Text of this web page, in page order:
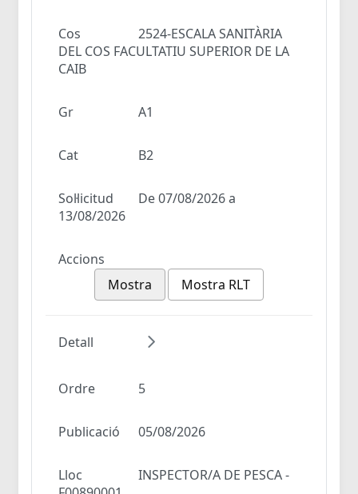
Cos
2524-ESCALA SANITÀRIA
DEL COS FACULTATIU SUPERIOR DE LA
CAIB
Gr A1
Cat B2
Sol·licitud
De 07/08/2026 a
13/08/2026
Accions
Mostra
Mostra RLT
Detall
Ordre 5
Publicació 05/08/2026
Lloc
INSPECTOR/A DE PESCA -